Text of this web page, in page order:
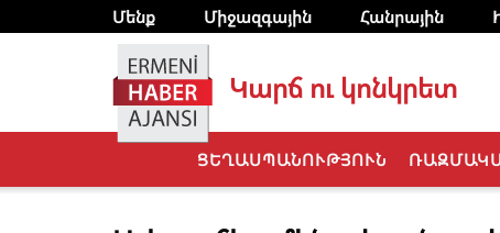
Մենք Միջազգային Հանրային
Կարճ ու կոնկրետ
ՑԵՂԱՍՊԱՆՈՒԹՅՈՒՆ